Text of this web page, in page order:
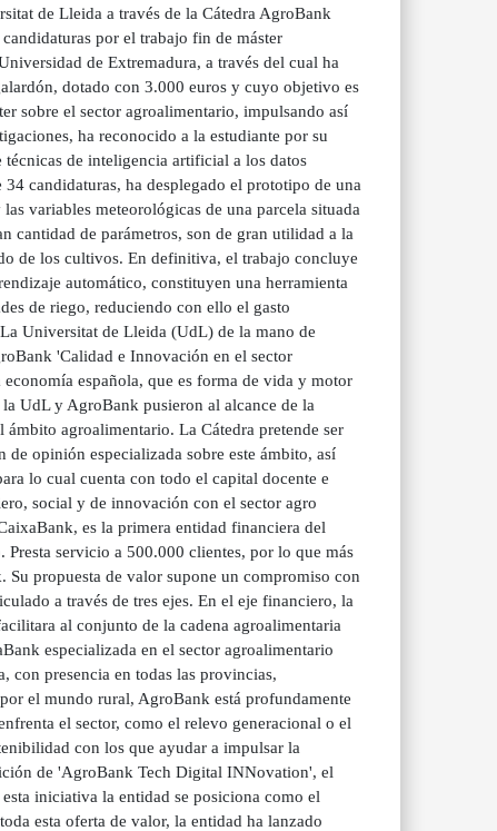
de Lleida a través de la Cátedra AgroBank
por el trabajo fin de máster
de Extremadura, a través del cual ha
dotado con 3.000 euros y cuyo objetivo es
sobre el sector agroalimentario, impulsando así
ha reconocido a la estudiante por su
de inteligencia artificial a los datos
candidaturas, ha desplegado el prototipo de una
variables meteorológicas de una parcela situada
cantidad de parámetros, son de gran utilidad a la
de los cultivos. En definitiva, el trabajo concluye
automático, constituyen una herramienta
de riego, reduciendo con ello el gasto
Universitat de Lleida (UdL) de la mano de
'Calidad e Innovación en el sector
española, que es forma de vida y motor
UdL y AgroBank pusieron al alcance de la
agroalimentario. La Cátedra pretende ser
opinión especializada sobre este ámbito, así
lo cual cuenta con todo el capital docente e
social y de innovación con el sector agro
es la primera entidad financiera del
servicio a 500.000 clientes, por lo que más
Su propuesta de valor supone un compromiso con
a través de tres ejes. En el eje financiero, la
al conjunto de la cadena agroalimentaria
especializada en el sector agroalimentario
con presencia en todas las provincias,
el mundo rural, AgroBank está profundamente
el sector, como el relevo generacional o el
con los que ayudar a impulsar la
de 'AgroBank Tech Digital INNovation', el
iniciativa la entidad se posiciona como el
esta oferta de valor, la entidad ha lanzado